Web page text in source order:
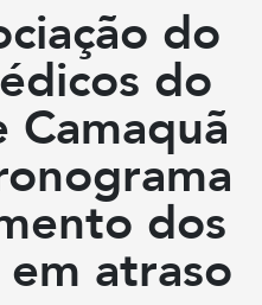
do
do
dos
atraso